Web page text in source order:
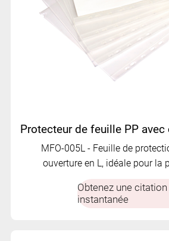
MFO-005L - Feuille de
ouverture en L, idéale pour la
Obtenez une citation
instantanée